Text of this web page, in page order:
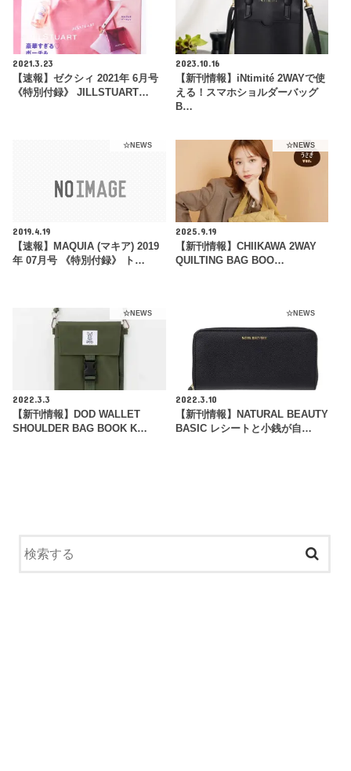
2021.3.23
【速報】ゼクシィ 2021年 6月号
《特別付録》 JILLSTUART…
2023.10.16
【新刊情報】iNtimité 2WAYで使
える！スマホショルダーバッグ
B…
☆NEWS
2019.4.19
【速報】MAQUIA (マキア) 2019
年 07月号 《特別付録》 ト…
☆NEWS
2025.9.19
【新刊情報】CHIIKAWA 2WAY
QUILTING BAG BOO…
☆NEWS
2022.3.3
【新刊情報】DOD WALLET
SHOULDER BAG BOOK K…
☆NEWS
2022.3.10
【新刊情報】NATURAL BEAUTY
BASIC レシートと小銭が自…